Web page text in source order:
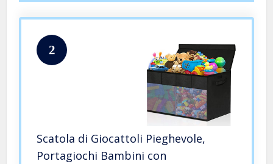
2
Scatola di Giocattoli Pieghevole,
Portagiochi Bambini con